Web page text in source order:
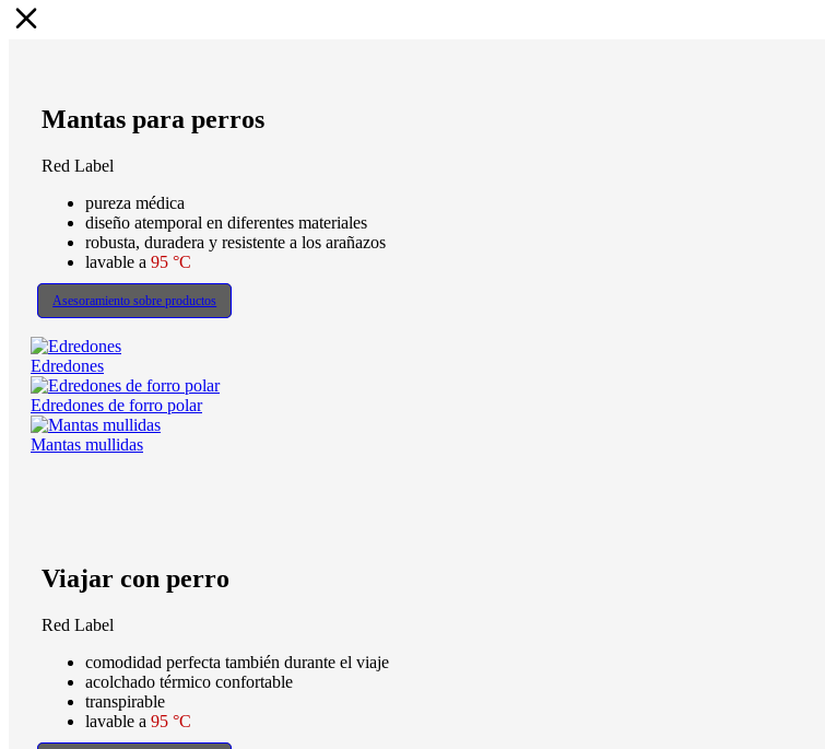
Mantas para perros
Red Label
pureza médica
diseño atemporal en diferentes materiales
robusta, duradera y resistente a los arañazos
lavable a 95 °C
Asesoramiento sobre productos
Edredones
Edredones de forro polar
Mantas mullidas
Viajar con perro
Red Label
comodidad perfecta también durante el viaje
acolchado térmico confortable
transpirable
lavable a 95 °C